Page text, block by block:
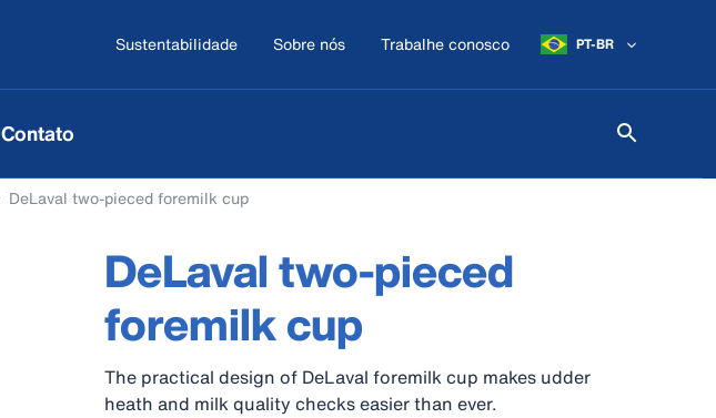
Sustentabilidade Sobre nós Trabalhe conosco PT-BR
Contato
DeLaval two-pieced foremilk cup
DeLaval two-pieced
foremilk cup
The practical design of DeLaval foremilk cup makes udder
heath and milk quality checks easier than ever.